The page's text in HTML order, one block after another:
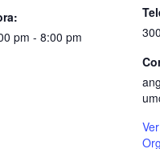
pm - 8:00 pm